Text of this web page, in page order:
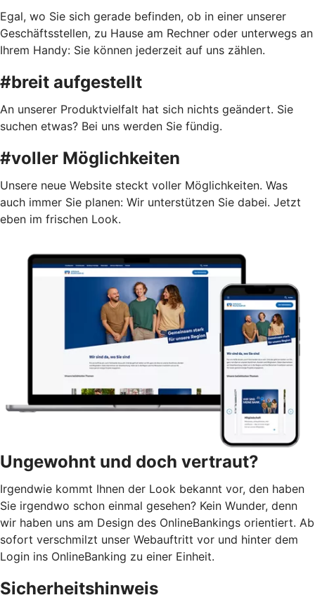
Egal, wo Sie sich gerade befinden, ob in einer unserer
Geschäftsstellen, zu Hause am Rechner oder unterwegs an
Ihrem Handy: Sie können jederzeit auf uns zählen.
#breit aufgestellt
An unserer Produktvielfalt hat sich nichts geändert. Sie
suchen etwas? Bei uns werden Sie fündig.
#voller Möglichkeiten
Unsere neue Website steckt voller Möglichkeiten. Was
auch immer Sie planen: Wir unterstützen Sie dabei. Jetzt
eben im frischen Look.
Ungewohnt und doch vertraut?
Irgendwie kommt Ihnen der Look bekannt vor, den haben
Sie irgendwo schon einmal gesehen? Kein Wunder, denn
wir haben uns am Design des OnlineBankings orientiert. Ab
sofort verschmilzt unser Webauftritt vor und hinter dem
Login ins OnlineBanking zu einer Einheit.
Sicherheitshinweis